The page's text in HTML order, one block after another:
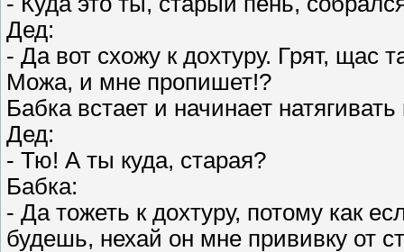
Дед:
- Да вот схожу к дохтуру. Грят, щас
Можа, и мне пропишет!?
Бабка встает и начинает
Дед:
- Тю! А ты куда, старая?
Бабка:
- Да тожеть к дохтуру, потому как
будешь, нехай он мне прививку от